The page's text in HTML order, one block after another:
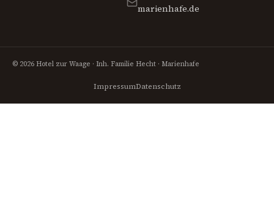
marienhafe.de
© 2026 Hotel zur Waage · Inh. Familie Hecht · Marienhafe
ImpressumDatenschutz